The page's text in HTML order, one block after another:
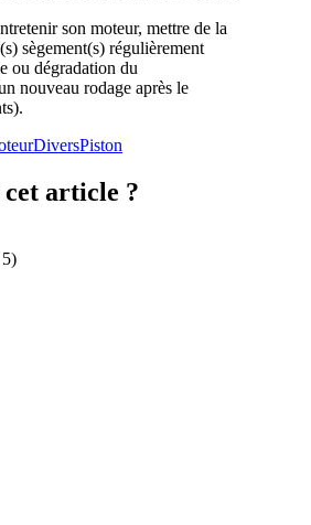
son moteur, mettre de la
sègement(s) régulièrement
ou dégradation du
nouveau rodage après le
DiversPiston
cet article ?
)